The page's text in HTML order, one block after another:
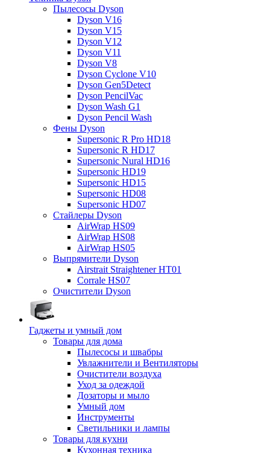
Пылесосы Dyson
Dyson V16
Dyson V15
Dyson V12
Dyson V11
Dyson V8
Dyson Cyclone V10
Dyson Gen5Detect
Dyson PencilVac
Dyson Wash G1
Dyson Pencil Wash
Фены Dyson
Supersonic R Pro HD18
Supersonic R HD17
Supersonic Nural HD16
Supersonic HD19
Supersonic HD15
Supersonic HD08
Supersonic HD07
Стайлеры Dyson
AirWrap HS09
AirWrap HS08
AirWrap HS05
Выпрямители Dyson
Airstrait Straightener HT01
Corrale HS07
Очистители Dyson
Гаджеты и умный дом
Товары для дома
Пылесосы и швабры
Увлажнители и Вентиляторы
Очистители воздуха
Уход за одеждой
Дозаторы и мыло
Умный дом
Инструменты
Светильники и лампы
Товары для кухни
Кухонная техника